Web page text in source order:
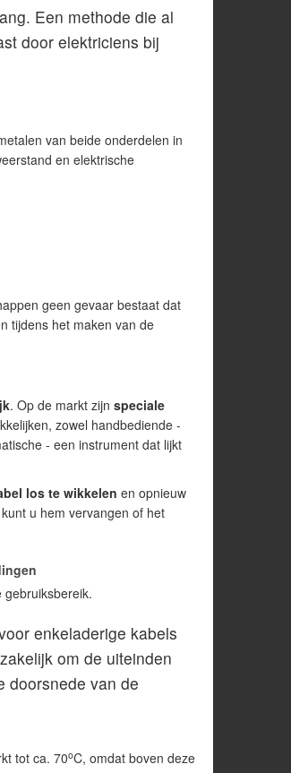
Een methode die al
door elektriciens bij
van beide onderdelen in
en elektrische
geen gevaar bestaat dat
tijdens het maken van de
. Op de markt zijn speciale
zowel handbediende -
- een instrument dat lijkt
los te wikkelen en opnieuw
u hem vervangen of het
gebruiksbereik.
enkeladerige kabels
om de uiteinden
doorsnede van de
tot ca. 70oC, omdat boven deze